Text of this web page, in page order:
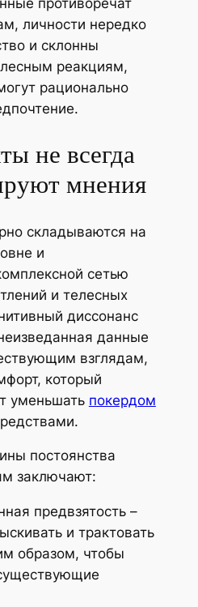
противоречат
личности нередко
и склонны
реакциям,
рационально
не всегда
мнения
складываются на
и
сетью
и телесных
диссонанс
данные
взглядам,
который
уменьшать покердом
постоянства
заключают:
предвзятость –
и трактовать
образом, чтобы